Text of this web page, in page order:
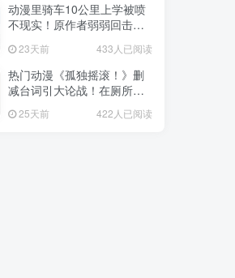
动漫里骑车10公里上学被喷
不现实！原作者弱弱回击：
常通勤！
23天前 433人已阅读
热门动漫《孤独摇滚！》删
减台词引大论战！在厕所吃
现充！
25天前 422人已阅读